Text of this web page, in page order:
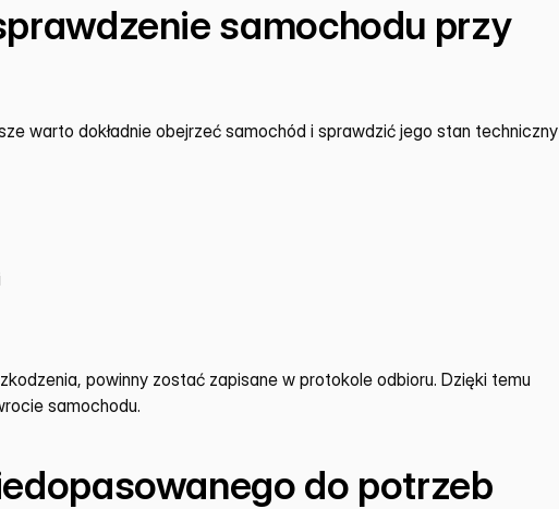
samochodu przy
warto dokładnie obejrzeć samochód i sprawdzić jego stan techniczny
powinny zostać zapisane w protokole odbioru. Dzięki temu
samochodu.
do potrzeb